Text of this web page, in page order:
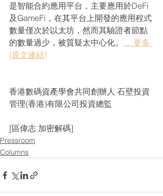
是智能合約應用平台，主要應用於DeFi
及GameFi，在其平台上開發的應用程式
數量僅次於以太坊，然而其驗證者節點
的數量過少，被質疑太中心化。 .... 更多
[原文連結]
香港數碼資產學會共同創辦人 石壁投資
管理(香港)有限公司投資總監
[區偉志 加密解碼]
Pressroom
Columns